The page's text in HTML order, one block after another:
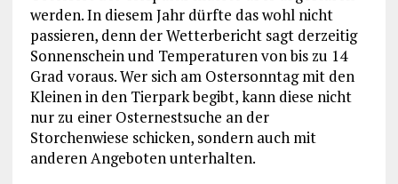
werden. In diesem Jahr dürfte das wohl nicht
passieren, denn der Wetterbericht sagt derzeitig
Sonnenschein und Temperaturen von bis zu 14
Grad voraus. Wer sich am Ostersonntag mit den
Kleinen in den Tierpark begibt, kann diese nicht
nur zu einer Osternestsuche an der
Storchenwiese schicken, sondern auch mit
anderen Angeboten unterhalten.